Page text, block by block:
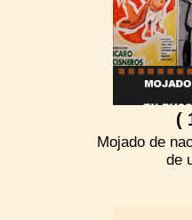
(
Mojado de
de